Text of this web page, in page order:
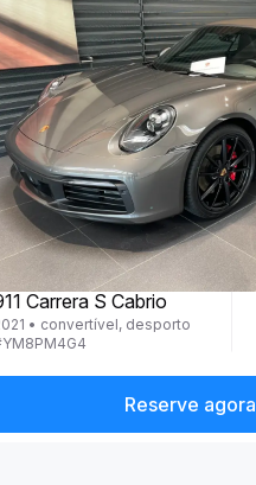
Porsche
Carrera S Cabrio
• convertível, desporto
YM8PM4G4
Reserve agora